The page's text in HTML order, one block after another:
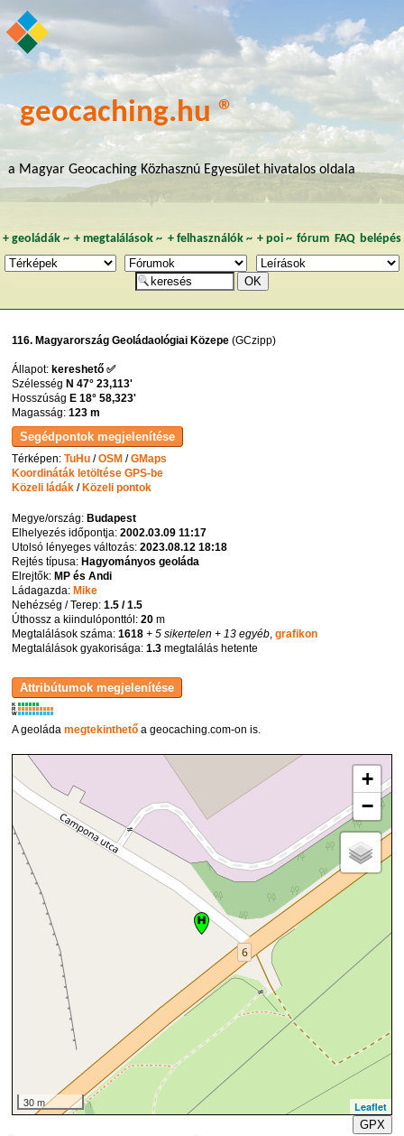
geocaching.hu ®
a Magyar Geocaching Közhasznú Egyesület hivatalos oldala
+ geoládák~ +megtalálások ~ + felhasználók~ + poi~ fórum FAQ belépés
116. Magyarország Geoládaológiai Közepe (GCzipp)
Állapot: kereshető ✅
Szélesség N 47° 23,113'
Hosszúság E 18° 58,323'
Magasság:123 m
Térképen:TuHu /OSM /GMaps
Koordináták letöltése GPS-be
Közeli ládák / Közeli pontok
Megye/ország: Budapest
Elhelyezés időpontja:2002.03.09 11:17
Utolsó lényeges változás:2023.08.12 18:18
Rejtés típusa: Hagyományos geoláda
Elrejtők: MP és Andi
Ládagazda: Mike
Nehézség / Terep:1.5 / 1.5
Úthossz a kiindulóponttól:20 m
Megtalálások száma:1618 + 5 sikertelen + 13 egyéb,grafikon
Megtalálások gyakorisága:1.3 megtalálás hetente
K
R
W
A geoládamegtekinthető a geocaching.com-on is.
+
−
30 m
Leaflet
GPX